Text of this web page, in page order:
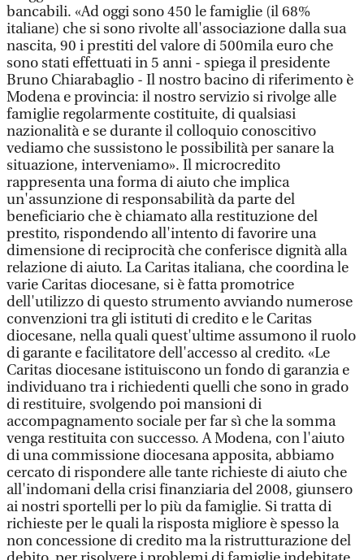
bancabili. «Ad oggi sono 450 le famiglie (il 68%
italiane) che si sono rivolte all'associazione dalla sua
nascita, 90 i prestiti del valore di 500mila euro che
sono stati effettuati in 5 anni - spiega il presidente
Bruno Chiarabaglio - Il nostro bacino di riferimento è
Modena e provincia: il nostro servizio si rivolge alle
famiglie regolarmente costituite, di qualsiasi
nazionalità e se durante il colloquio conoscitivo
vediamo che sussistono le possibilità per sanare la
situazione, interveniamo». Il microcredito
rappresenta una forma di aiuto che implica
un'assunzione di responsabilità da parte del
beneficiario che è chiamato alla restituzione del
prestito, rispondendo all'intento di favorire una
dimensione di reciprocità che conferisce dignità alla
relazione di aiuto. La Caritas italiana, che coordina le
varie Caritas diocesane, si è fatta promotrice
dell'utilizzo di questo strumento avviando numerose
convenzioni tra gli istituti di credito e le Caritas
diocesane, nella quali quest'ultime assumono il ruolo
di garante e facilitatore dell'accesso al credito. «Le
Caritas diocesane istituiscono un fondo di garanzia e
individuano tra i richiedenti quelli che sono in grado
di restituire, svolgendo poi mansioni di
accompagnamento sociale per far sì che la somma
venga restituita con successo. A Modena, con l'aiuto
di una commissione diocesana apposita, abbiamo
cercato di rispondere alle tante richieste di aiuto che
all'indomani della crisi finanziaria del 2008, giunsero
ai nostri sportelli per lo più da famiglie. Si tratta di
richieste per le quali la risposta migliore è spesso la
non concessione di credito ma la ristrutturazione del